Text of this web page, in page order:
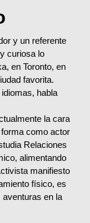
y un referente
curiosa lo
en Toronto, en
favorita.
habla
la cara
como actor
Relaciones
alimentando
manifiesto
físico, es
aventuras en la